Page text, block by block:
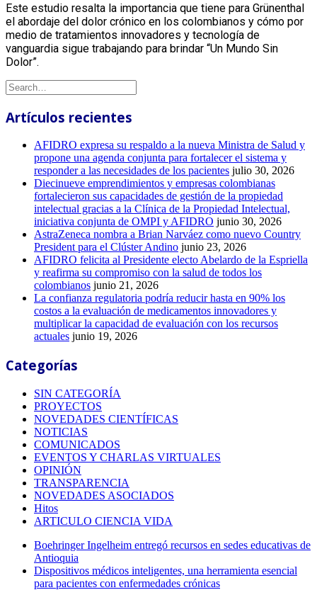
Este estudio resalta la importancia que tiene para Grünenthal
el abordaje del dolor crónico en los colombianos y cómo por
medio de tratamientos innovadores y tecnología de
vanguardia sigue trabajando para brindar “Un Mundo Sin
Dolor”.
Artículos recientes
AFIDRO expresa su respaldo a la nueva Ministra de Salud y
propone una agenda conjunta para fortalecer el sistema y
responder a las necesidades de los pacientes julio 30, 2026
Diecinueve emprendimientos y empresas colombianas
fortalecieron sus capacidades de gestión de la propiedad
intelectual gracias a la Clínica de la Propiedad Intelectual,
iniciativa conjunta de OMPI y AFIDRO junio 30, 2026
AstraZeneca nombra a Brian Narváez como nuevo Country
President para el Clúster Andino junio 23, 2026
AFIDRO felicita al Presidente electo Abelardo de la Espriella
y reafirma su compromiso con la salud de todos los
colombianos junio 21, 2026
La confianza regulatoria podría reducir hasta en 90% los
costos a la evaluación de medicamentos innovadores y
multiplicar la capacidad de evaluación con los recursos
actuales junio 19, 2026
Categorías
SIN CATEGORÍA
PROYECTOS
NOVEDADES CIENTÍFICAS
NOTICIAS
COMUNICADOS
EVENTOS Y CHARLAS VIRTUALES
OPINIÓN
TRANSPARENCIA
NOVEDADES ASOCIADOS
Hitos
ARTICULO CIENCIA VIDA
Boehringer Ingelheim entregó recursos en sedes educativas de
Antioquia
Dispositivos médicos inteligentes, una herramienta esencial
para pacientes con enfermedades crónicas